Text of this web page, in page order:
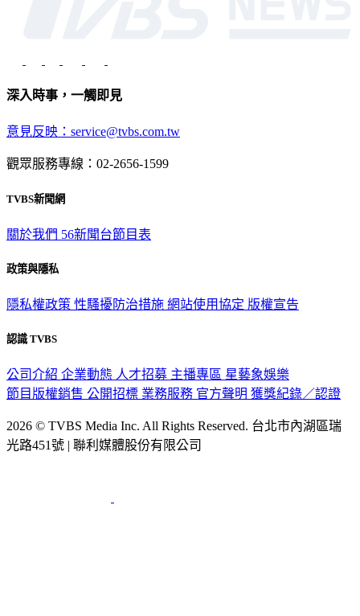
深入時事，一觸即見
意見反映：service@tvbs.com.tw
觀眾服務專線：02-2656-1599
TVBS新聞網
關於我們 56新聞台節目表
政策與隱私
隱私權政策 性騷擾防治措施 網站使用協定 版權宣告
認識 TVBS
公司介紹 企業動態 人才招募 主播專區 星藝象娛樂
節目版權銷售 公開招標 業務服務 官方聲明 獲獎紀錄／認證
2026 © TVBS Media Inc. All Rights Reserved. 台北市內湖區瑞
光路451號 | 聯利媒體股份有限公司